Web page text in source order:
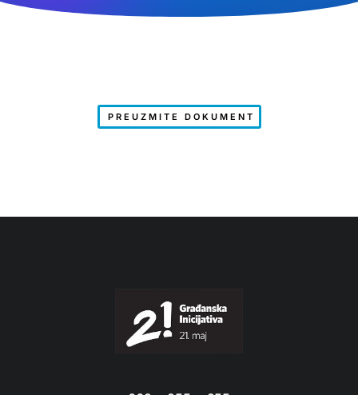
PREUZMITE DOKUMENT